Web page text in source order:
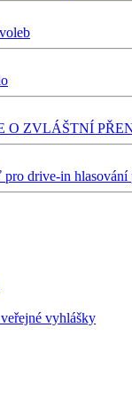
O ZVLÁŠTNÍ
drive-in
vyhlášky